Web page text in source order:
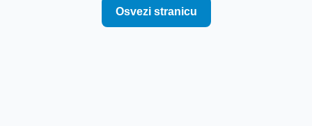
Osvezi stranicu